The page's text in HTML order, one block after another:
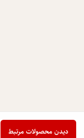
دیدن محصولات مرتبط